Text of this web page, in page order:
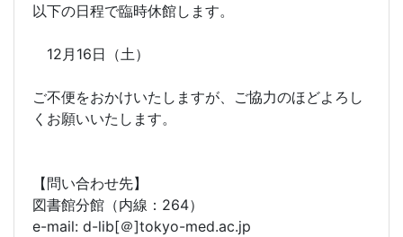
以下の日程で臨時休館します。
12月16日（土）
ご不便をおかけいたしますが、ご協力のほどよろし
くお願いいたします。
【問い合わせ先】
図書館分館（内線：264）
e-mail: d-lib[＠]tokyo-med.ac.jp